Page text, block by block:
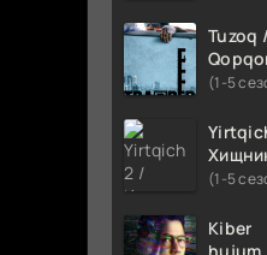
FILM HD
FILM
UZBEK
TILIDA
FILM
Tuzoq /
Hind
2016
tilida
tarjima
(1-5
tilida
2024
(1-5
Kiber